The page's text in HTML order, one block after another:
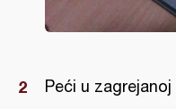
Peći u